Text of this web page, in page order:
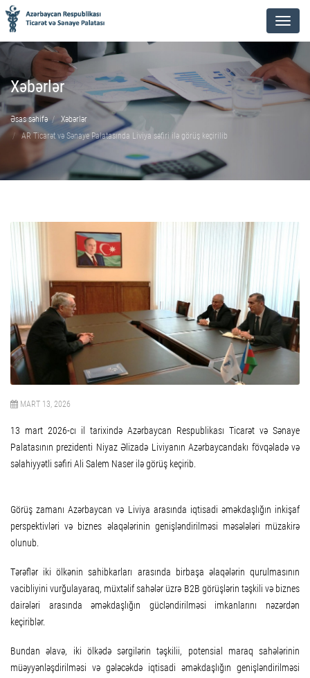
Menu
Xəbərlər
Əsas səhifə
Xəbərlər
AR Ticarət və Sənaye Palatasında Liviya səfiri ilə görüş keçirilib
MART 13, 2026
13 mart 2026-cı il tarixində Azərbaycan Respublikası Ticarət və Sənaye
Palatasının prezidenti Niyaz Əlizadə Liviyanın Azərbaycandakı fövqəladə və
səlahiyyətli səfiri Ali Salem Naser ilə görüş keçirib.
Görüş zamanı Azərbaycan və Liviya arasında iqtisadi əməkdaşlığın inkişaf
perspektivləri və biznes əlaqələrinin genişləndirilməsi məsələləri müzakirə
olunub.
Tərəflər iki ölkənin sahibkarları arasında birbaşa əlaqələrin qurulmasının
vacibliyini vurğulayaraq, müxtəlif sahələr üzrə B2B görüşlərin təşkili və biznes
dairələri arasında əməkdaşlığın gücləndirilməsi imkanlarını nəzərdən
keçiriblər.
Bundan əlavə, iki ölkədə sərgilərin təşkilii, potensial maraq sahələrinin
müəyyənləşdirilməsi və gələcəkdə iqtisadi əməkdaşlığın genişləndirilməsi